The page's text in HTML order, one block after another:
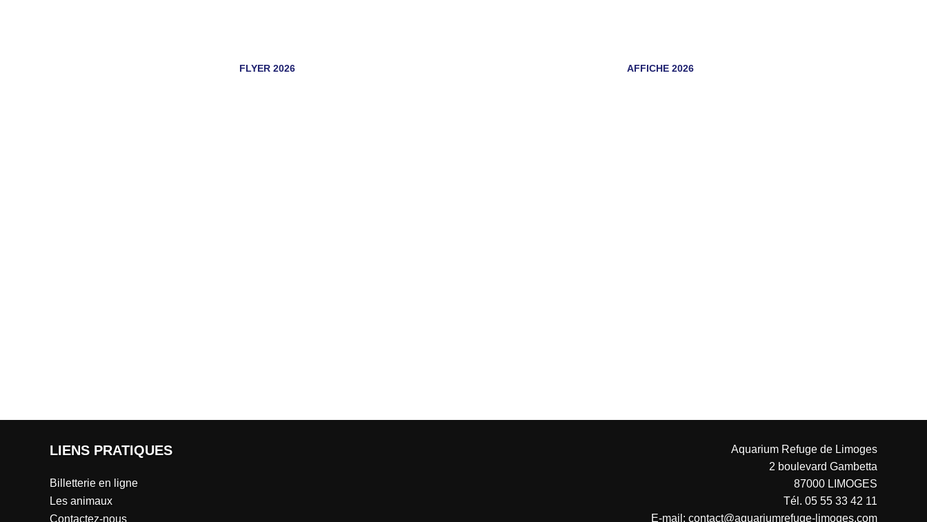
FLYER 2026 AFFICHE 2026
LIENS PRATIQUES
Billetterie en ligne
Les animaux
Contactez-nous
Aquarium Refuge de Limoges
2 boulevard Gambetta
87000 LIMOGES
Tél. 05 55 33 42 11
E-mail: contact@aquariumrefuge-limoges.com